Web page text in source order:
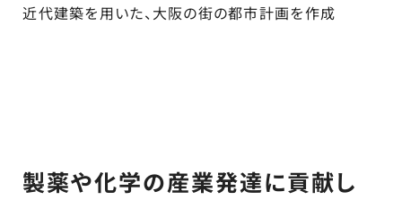
近代建築を用いた、大阪の街の都市計画を作成
製薬や化学の産業発達に貢献し